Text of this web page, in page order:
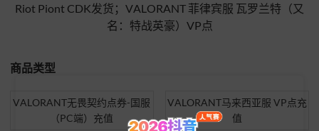
Riot Piont CDK发货；VALORANT 菲律宾服 瓦罗兰特（又
名：特战英豪）VP点
商品类型
VALORANT无畏契约点券-国服
（PC端）充值
VALORANT马来西亚服 VP点充
值